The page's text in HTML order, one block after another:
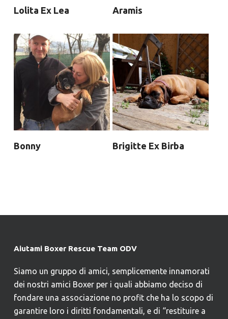
Lolita Ex Lea Aramis
Bonny Brigitte Ex Birba
Aiutami Boxer Rescue Team ODV
Siamo un gruppo di amici, semplicemente innamorati
dei nostri amici Boxer per i quali abbiamo deciso di
fondare una associazione no profit che ha lo scopo di
garantire loro i diritti fondamentali, e di “restituire a